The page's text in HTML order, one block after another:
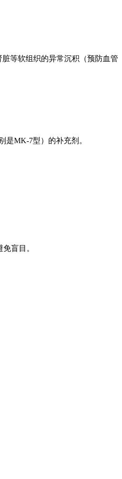
等软组织的异常沉积（预防血管
MK-7型）的补充剂。
盲目。